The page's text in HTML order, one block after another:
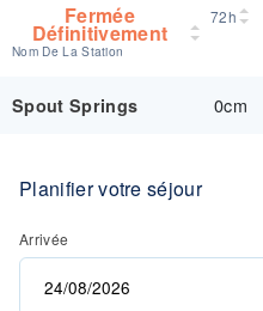
Fermée
Définitivement
Nom De La Station
72h
Spout Springs 0cm
Planifier votre séjour
Arrivée